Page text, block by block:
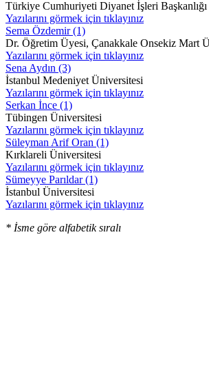
Türkiye Cumhuriyeti Diyanet İşleri Başkanlığı
Yazılarını görmek için tıklayınız
Sema Özdemir (1)
Dr. Öğretim Üyesi, Çanakkale Onsekiz Mart
Yazılarını görmek için tıklayınız
Sena Aydın (3)
İstanbul Medeniyet Üniversitesi
Yazılarını görmek için tıklayınız
Serkan İnce (1)
Tübingen Üniversitesi
Yazılarını görmek için tıklayınız
Süleyman Arif Oran (1)
Kırklareli Üniversitesi
Yazılarını görmek için tıklayınız
Sümeyye Parıldar (1)
İstanbul Üniversitesi
Yazılarını görmek için tıklayınız
* İsme göre alfabetik sıralı